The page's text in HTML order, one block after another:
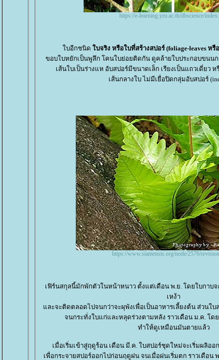
https://e-learning.yru.ac.th/dbscience/
บอีกชนิด บจริง หรือใบที่สร้างสปอร์ (foliage-leaves หรื
ขอบใบหยักเป็นพูลึก โคนใบย่อยติดกัน ดูคล้ายใบประกอบขนน
เส้นใบเป็นร่างแห อับสปอร์มีขนาดเล็ก เรียงเป็นแถวเดี่ยว
เส้นกลางใบ ไม่มีเยื่อปิดกลุ่มอับสปอร์
https://www.siamensis.org/node/2576/
เฟิร์นสกุลนี้มักพักตัวในหน้าหนาว ตั้งแต่เดือน พ.ย. โดยใบกาบ
เหง้า
ละจะติดตลอดไปจนกว่าจะผุพังเพื่อเป็นอาหารเลี้ยงต้น ส่วนใบ
จนกระทั่งใบแก่และหลุดร่วงตามหลัง ราวเดือน ม.ค. โด
ทำให้ดูเหมือนมันตายแล้ว
เมื่อเริ่มเข้าสู่ฤดูร้อน เดือน มี.ค. ใบสปอร์ชุดใหม่จะเริ่มผลิออ
เพื่อกระจายสปอร์ออกไปก่อนฤดูฝน จนเมื่อฝนเริ่มตก ราวเดือน